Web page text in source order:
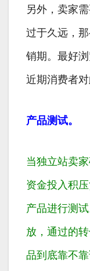
另外，卖家
过于久远，
销期。最好
近期消费者对
产品测试。
当独立站卖
资金投入积
产品进行测
放，通过的
品到底靠不